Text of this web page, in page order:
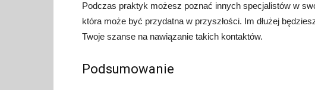
Podczas praktyk możesz poznać innych specjalistów w
która może być przydatna w przyszłości. Im dłużej
Twoje szanse na nawiązanie takich kontaktów.
Podsumowanie